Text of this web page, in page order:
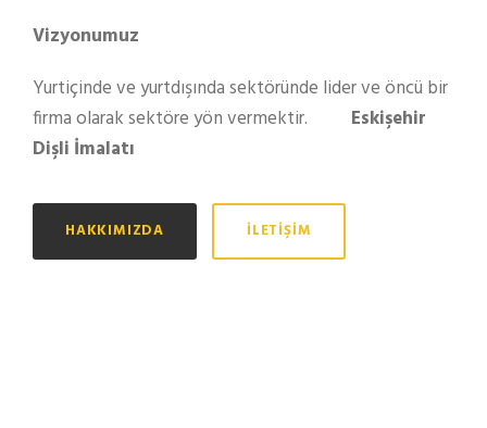
Vizyonumuz
Yurtiçinde ve yurtdışında sektöründe lider ve öncü bir
firma olarak sektöre yön vermektir. Eskişehir
Dişli İmalatı
HAKKIMIZDA İLETIŞIM